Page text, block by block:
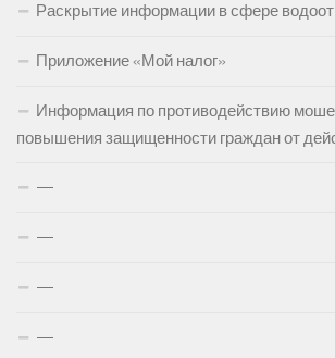
Раскрытие информации в сфере
Приложение «Мой налог»
Информация по противодействию
повышения защищенности граждан от
—
—
—
—